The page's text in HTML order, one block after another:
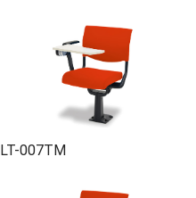
LT-007TM